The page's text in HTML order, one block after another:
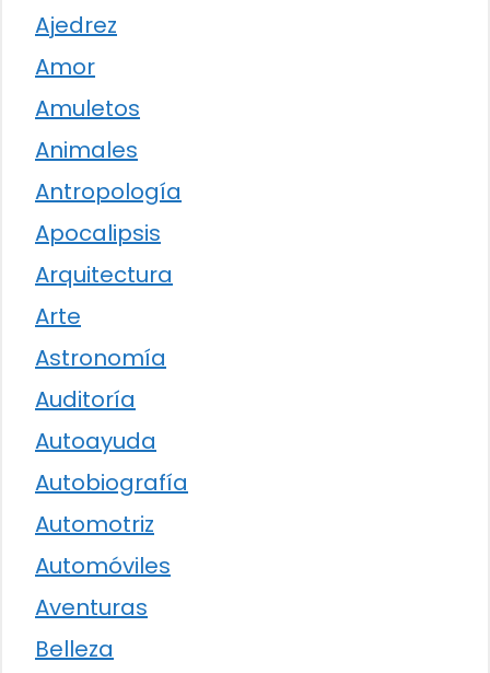
Ajedrez
Amor
Amuletos
Animales
Antropología
Apocalipsis
Arquitectura
Arte
Astronomía
Auditoría
Autoayuda
Autobiografía
Automotriz
Automóviles
Aventuras
Belleza